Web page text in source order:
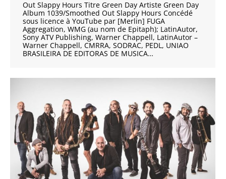
Out Slappy Hours Titre Green Day Artiste Green Day
Album 1039/Smoothed Out Slappy Hours Concédé
sous licence à YouTube par [Merlin] FUGA
Aggregation, WMG (au nom de Epitaph); LatinAutor,
Sony ATV Publishing, Warner Chappell, LatinAutor –
Warner Chappell, CMRRA, SODRAC, PEDL, UNIAO
BRASILEIRA DE EDITORAS DE MUSICA…